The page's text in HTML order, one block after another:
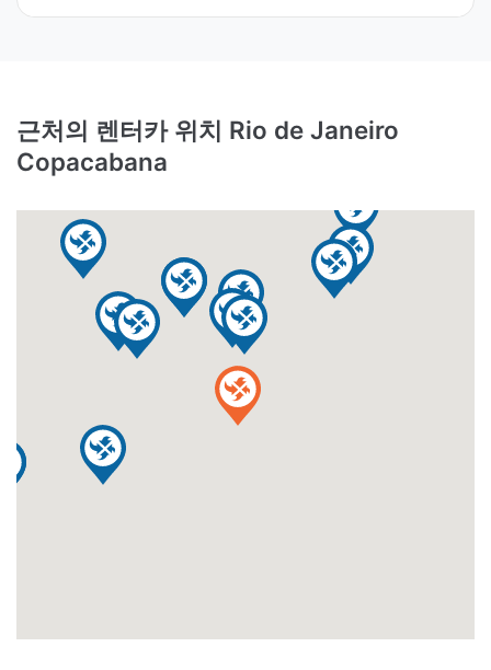
근처의 렌터카 위치 Rio de Janeiro
Copacabana